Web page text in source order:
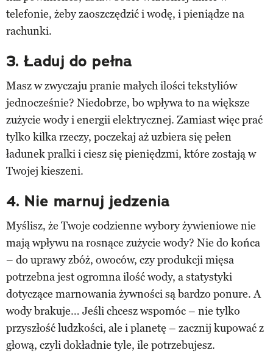
telefonie, żeby zaoszczędzić i wodę, i pieniądze na
rachunki.
3. Ładuj do pełna
Masz w zwyczaju pranie małych ilości tekstyliów
jednocześnie? Niedobrze, bo wpływa to na większe
zużycie wody i energii elektrycznej. Zamiast więc prać
tylko kilka rzeczy, poczekaj aż uzbiera się pełen
ładunek pralki i ciesz się pieniędzmi, które zostają w
Twojej kieszeni.
4. Nie marnuj jedzenia
Myślisz, że Twoje codzienne wybory żywieniowe nie
mają wpływu na rosnące zużycie wody? Nie do końca
– do uprawy zbóż, owoców, czy produkcji mięsa
potrzebna jest ogromna ilość wody, a statystyki
dotyczące marnowania żywności są bardzo ponure. A
wody brakuje… Jeśli chcesz wspomóc – nie tylko
przyszłość ludzkości, ale i planetę – zacznij kupować z
głową, czyli dokładnie tyle, ile potrzebujesz.